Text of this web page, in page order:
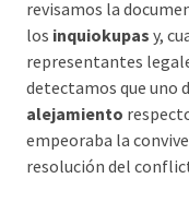
revisamos la
los inquiokupas y,
representantes
detectamos que uno
alejamiento
empeoraba la
resolución del